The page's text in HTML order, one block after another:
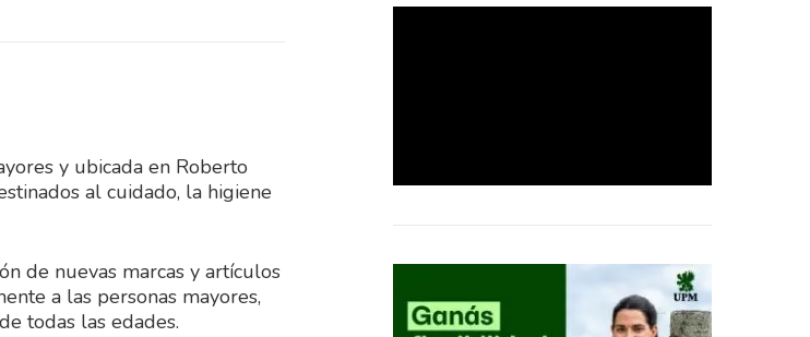
y ubicada en Roberto
al cuidado, la higiene
de nuevas marcas y artículos
a las personas mayores,
todas las edades.